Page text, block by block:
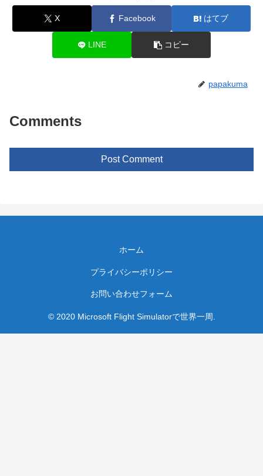
X Facebook はてブ
LINE コピー
papakuma
Comments
Post Comment
ホーム
プライバシーポリシー
お問い合わせフォーム
© 2020 Microsoft Flight Simulatorで世界一周.